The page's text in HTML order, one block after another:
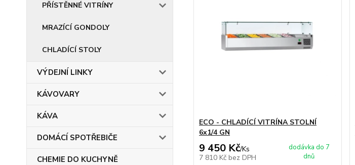
PŘÍSTĚNNÉ VITRÍNY
MRAZÍCÍ GONDOLY
CHLADÍCÍ STOLY
VÝDEJNÍ LINKY
KÁVOVARY
KÁVA
DOMÁCÍ SPOTŘEBIČE
CHEMIE DO KUCHYNĚ
ECO - CHLADÍCÍ VITRÍNA STOLNÍ
6x1/4 GN
9 450 Kč/Ks
7 810 Kč bez DPH
dodávka do 7
dnů